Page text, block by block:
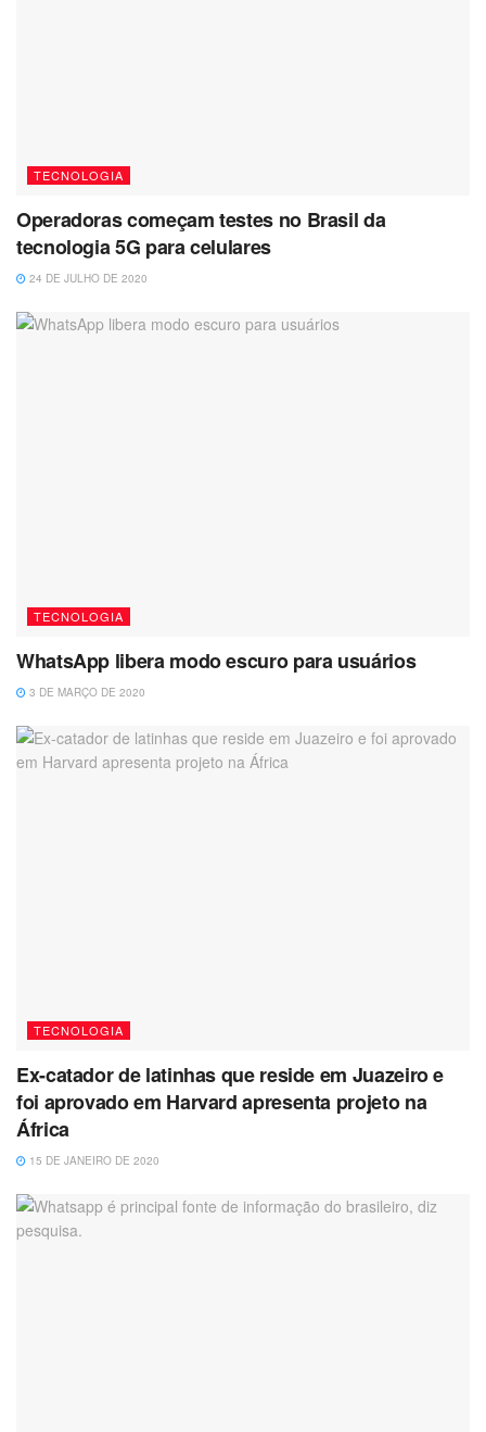
TECNOLOGIA
Operadoras começam testes no Brasil da
tecnologia 5G para celulares
24 DE JULHO DE 2020
TECNOLOGIA
WhatsApp libera modo escuro para usuários
3 DE MARÇO DE 2020
TECNOLOGIA
Ex-catador de latinhas que reside em Juazeiro e
foi aprovado em Harvard apresenta projeto na
África
15 DE JANEIRO DE 2020